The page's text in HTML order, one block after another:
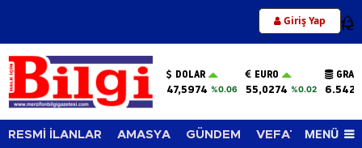
Giriş Yap 12
DOLAR
47,5974 %0.06
EURO
55,0274 %0.02
RESMİ İLANLAR AMASYA GÜNDEM VEFAT EDENLER
MENÜ